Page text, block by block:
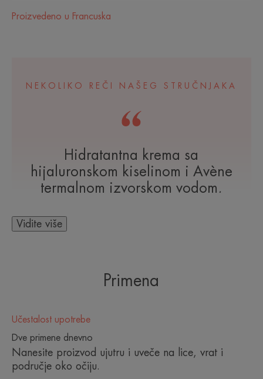
Proizvedeno u Francuska
NEKOLIKO REČI NAŠEG STRUČNJAKA
Hidratantna krema sa
hijaluronskom kiselinom i Avène
termalnom izvorskom vodom,
pogodna za svaki tip suve do vrlo
konzervansa.
Prednosti
100% prirodna formula koja oponaša sastav kože
sa samo 10 sastojaka.
Vidite više
Primena
Učestalost upotrebe
Dve primene dnevno
Nanesite proizvod ujutru i uveče na lice, vrat i
područje oko očiju.